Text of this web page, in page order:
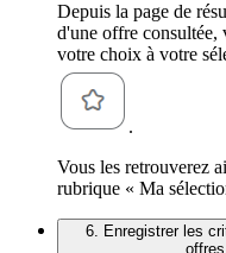
Depuis la page de
d'une offre consultée,
votre choix à votre
.
Vous les retrouverez
rubrique « Ma
6. Enregistrer les